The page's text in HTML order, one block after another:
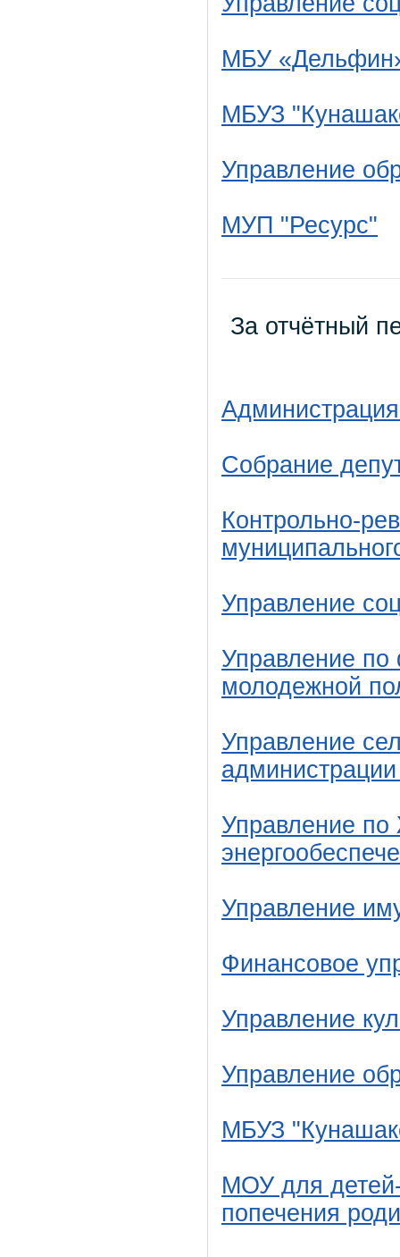
МБУ
МБУЗ
Управление
МУП "Ресурс"
За отчётный
Собрание
Контрольно-
Управление
Управление по
молодежной
Управление
Управление по
Управление
Финансовое
Управление
Управление
МБУЗ
МОУ для
попечения